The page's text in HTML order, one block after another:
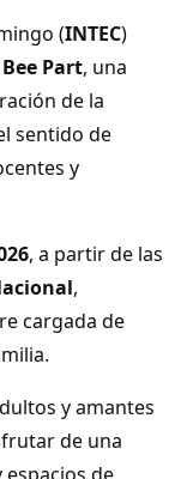
(INTEC)
Part, una
de la
sentido de
y
, a partir de las
,
cargada de
y amantes
de una